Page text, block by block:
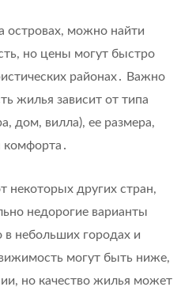
островах, можно найти
но цены могут быстро
районах․ Важно
жилья зависит от типа
дом, вилла), ее размера,
комфорта․
некоторых других стран,
недорогие варианты
небольших городах и
могут быть ниже,
но качество жилья может